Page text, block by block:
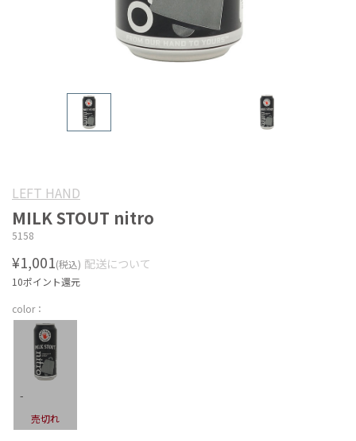
LEFT HAND
MILK STOUT nitro
5158
¥1,001(税込) 配送について
10ポイント還元
color：
-
売切れ